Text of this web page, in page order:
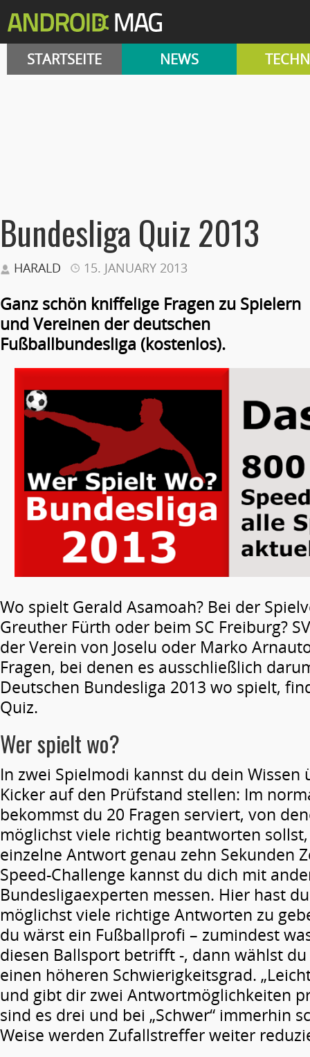
STARTSEITE NEWS
Bundesliga Quiz 2013
HARALD 15. JANUARY 2013
Ganz schön kniffelige Fragen zu Spielern
und Vereinen der deutschen
Fußballbundesliga (kostenlos).
Wo spielt Gerald Asamoah? Bei der
Greuther Fürth oder beim SC Freiburg?
der Verein von Joselu oder Marko
Fragen, bei denen es ausschließlich
Deutschen Bundesliga 2013 wo spielt,
Quiz.
Wer spielt wo?
In zwei Spielmodi kannst du dein Wissen
Kicker auf den Prüfstand stellen: Im
bekommst du 20 Fragen serviert, von
möglichst viele richtig beantworten
einzelne Antwort genau zehn Sekunden
Speed-Challenge kannst du dich mit
Bundesligaexperten messen. Hier hast
möglichst viele richtige Antworten zu
du wärst ein Fußballprofi – zumindest
diesen Ballsport betrifft -, dann wählst
einen höheren Schwierigkeitsgrad.
und gibt dir zwei Antwortmöglichkeiten
sind es drei und bei „Schwer“ immerhin
Weise werden Zufallstreffer weiter